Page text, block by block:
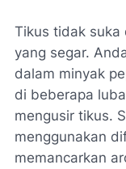
Tikus tidak suka
yang segar.
dalam minyak
di beberapa
mengusir tikus.
menggunakan
memancarkan